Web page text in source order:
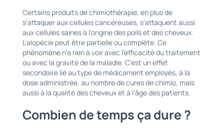
Certains produits de chimiothérapie, en plus de
s’attaquer aux cellules cancéreuses, s’attaquent aussi
aux cellules saines à l’origine des poils et des cheveux.
L’alopécie peut être partielle ou complète. Ce
phénomène n’a rien à voir avec l’efficacité du traitement
ou avec la gravité de la maladie. C’est un effet
secondaire lié au type de médicament employés, à la
dose administrée, au nombre de cures de chimio, mais
aussi à la qualité des cheveux et à l’âge des patients.
Combien de temps ça dure ?